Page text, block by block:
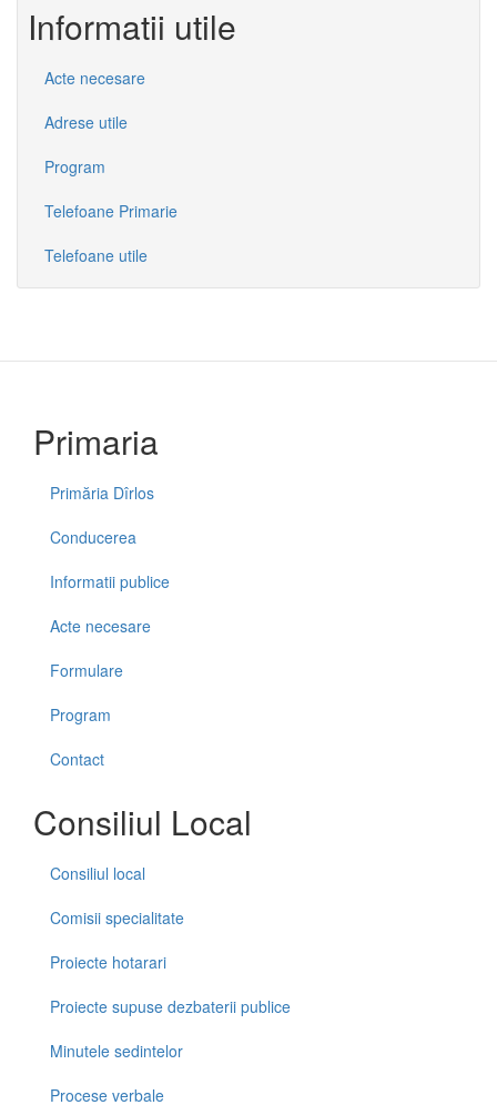
Informatii utile
Acte necesare
Adrese utile
Program
Telefoane Primarie
Telefoane utile
Primaria
Primăria Dîrlos
Conducerea
Informatii publice
Acte necesare
Formulare
Program
Contact
Consiliul Local
Consiliul local
Comisii specialitate
Proiecte hotarari
Proiecte supuse dezbaterii publice
Minutele sedintelor
Procese verbale